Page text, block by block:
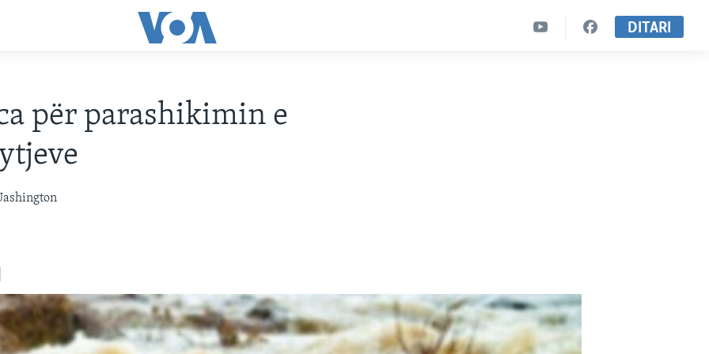
DITARI
për parashikimin e